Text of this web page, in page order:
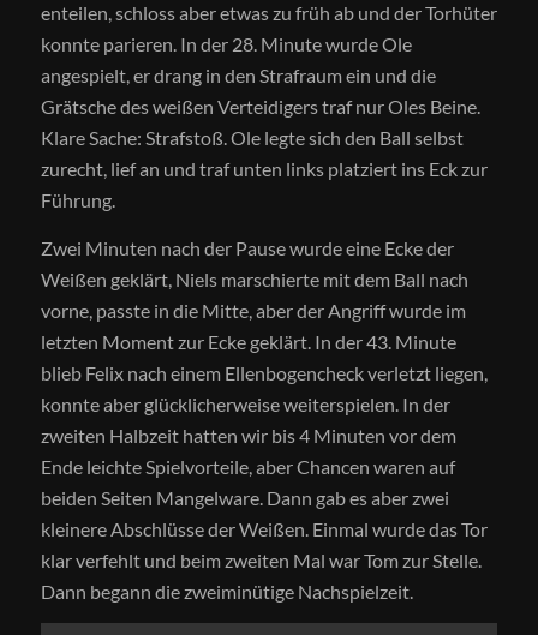
enteilen, schloss aber etwas zu früh ab und der Torhüter
konnte parieren. In der 28. Minute wurde Ole
angespielt, er drang in den Strafraum ein und die
Grätsche des weißen Verteidigers traf nur Oles Beine.
Klare Sache: Strafstoß. Ole legte sich den Ball selbst
zurecht, lief an und traf unten links platziert ins Eck zur
Führung.
Zwei Minuten nach der Pause wurde eine Ecke der
Weißen geklärt, Niels marschierte mit dem Ball nach
vorne, passte in die Mitte, aber der Angriff wurde im
letzten Moment zur Ecke geklärt. In der 43. Minute
blieb Felix nach einem Ellenbogencheck verletzt liegen,
konnte aber glücklicherweise weiterspielen. In der
zweiten Halbzeit hatten wir bis 4 Minuten vor dem
Ende leichte Spielvorteile, aber Chancen waren auf
beiden Seiten Mangelware. Dann gab es aber zwei
kleinere Abschlüsse der Weißen. Einmal wurde das Tor
klar verfehlt und beim zweiten Mal war Tom zur Stelle.
Dann begann die zweiminütige Nachspielzeit.